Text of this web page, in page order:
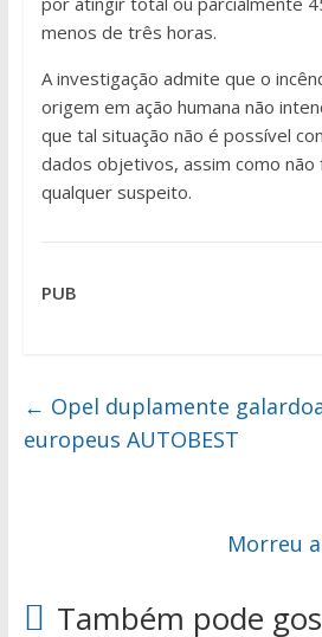
menos de três horas.
A investigação admite que o
origem em ação humana não
que tal situação não é possível
dados objetivos, assim como não
qualquer suspeito.
PUB
← Opel duplamente
europeus AUTOBEST
Morreu
Também pode